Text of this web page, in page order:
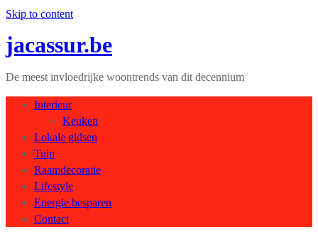
Skip to content
jacassur.be
De meest invloedrijke woontrends van dit decennium
Interieur
Keuken
Lokale gidsen
Tuin
Raamdecoratie
Lifestyle
Energie besparen
Contact